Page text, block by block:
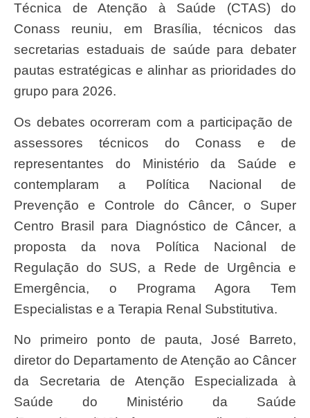
Técnica de Atenção à Saúde (CTAS) do
Conass reuniu, em Brasília, técnicos das
secretarias estaduais de saúde para debater
pautas estratégicas e alinhar as prioridades do
grupo para 2026.
Os debates ocorreram com a participação de
assessores técnicos do Conass e de
representantes do Ministério da Saúde e
contemplaram a Política Nacional de
Prevenção e Controle do Câncer, o Super
Centro Brasil para Diagnóstico de Câncer, a
proposta da nova Política Nacional de
Regulação do SUS, a Rede de Urgência e
Emergência, o Programa Agora Tem
Especialistas e a Terapia Renal Substitutiva.
No primeiro ponto de pauta, José Barreto,
diretor do Departamento de Atenção ao Câncer
da Secretaria de Atenção Especializada à
Saúde do Ministério da Saúde